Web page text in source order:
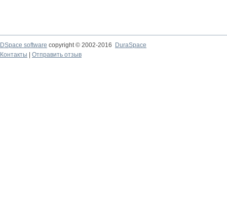
DSpace software copyright © 2002-2016
DuraSpace
Контакты
Отправить отзыв